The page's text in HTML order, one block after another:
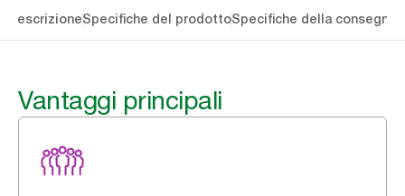
DescrizioneSpecifiche del prodottoSpecifiche della consegna
Vantaggi principali